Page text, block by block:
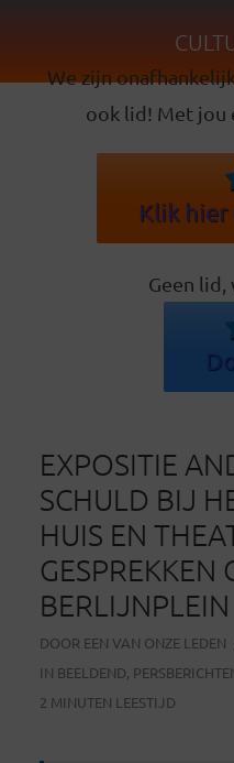
We zijn
ook lid! Met jou
Klik
Geen lid,
EXPOSITIE
SCHULD BIJ
HUIS EN
GESPREKKEN
BERLIJNPLEIN
DOOR EEN VAN ONZE LEDEN
IN BEELDEND,
2 MINUTEN LEESTIJD